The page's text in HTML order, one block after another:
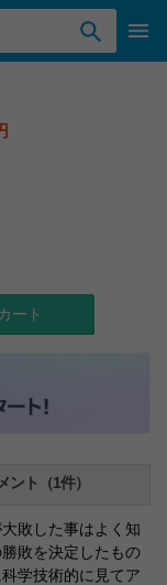
カート
ント（1件）
敗した事はよく知
敗を決定したもの
学技術的に見てア